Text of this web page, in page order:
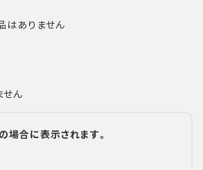
はありません
ん
場合に表示されます。